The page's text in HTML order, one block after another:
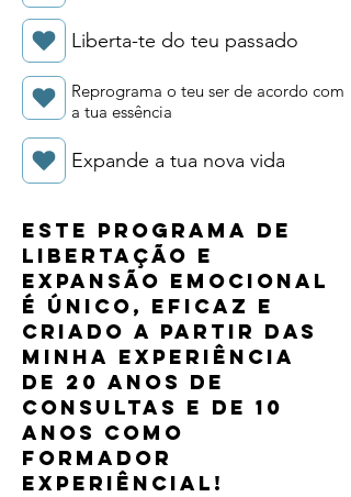
Liberta-te do teu passado
Reprograma o teu ser de acordo com
a tua essência
Expande a tua nova vida
Este programa de
LIBERTAÇÃO e
expansão EMOCIONAL
É ÚNICO, EFICAZ E
CRIADO A PARTIR Das
minha experiência
de 20 anos de
consultas e de 10
anos como
formador
experiêncial!